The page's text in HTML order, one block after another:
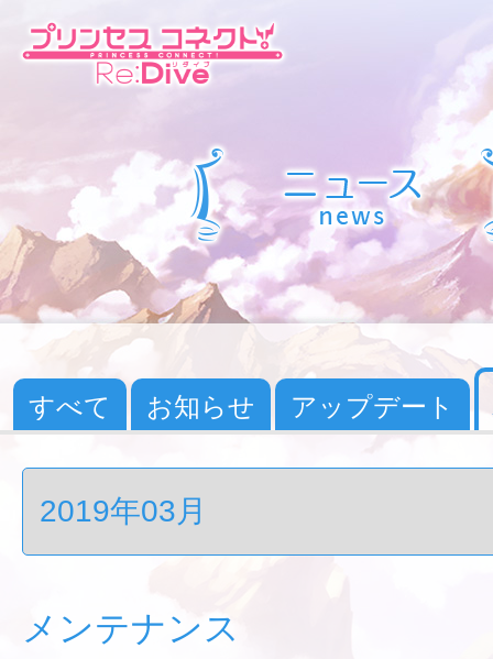
すべて お知らせ アップデート
メンテナンス